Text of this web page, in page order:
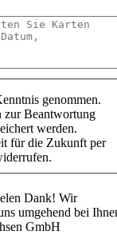
genommen.
zur Beantwortung
werden.
für die Zukunft per
Dank! Wir
umgehend bei
GmbH